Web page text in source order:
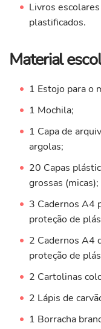
Livros
plastificados.
Material
1 Estojo para o
1 Mochila;
1 Capa de
argolas;
20 Capas
grossas (micas);
3 Cadernos A4
proteção de
2 Cadernos A4
proteção de
2 Cartolinas
2 Lápis de
1 Borracha